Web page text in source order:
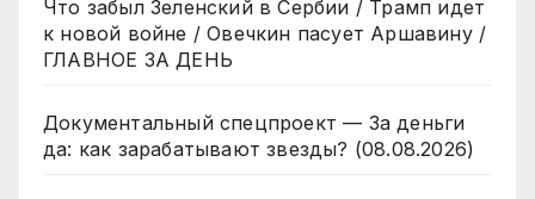
Что забыл Зеленский в Сербии / Трамп идет
к новой войне / Овечкин пасует Аршавину /
ГЛАВНОЕ ЗА ДЕНЬ
Документальный спецпроект — За деньги
да: как зарабатывают звезды? (08.08.2026)